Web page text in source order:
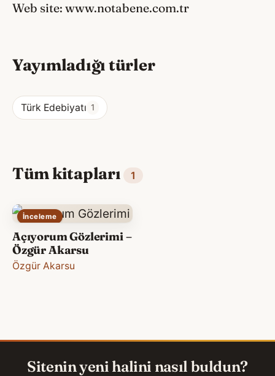
Web site: www.notabene.com.tr
Yayımladığı türler
Türk Edebiyatı 1
Tüm kitapları 1
İnceleme
Açıyorum Gözlerimi –
Özgür Akarsu
Özgür Akarsu
Sitenin yeni halini nasıl buldun?